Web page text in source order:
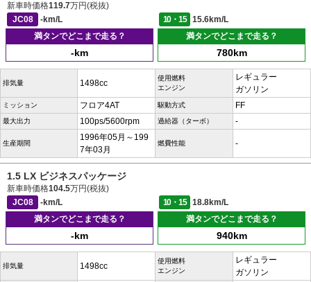
新車時価格119.7万円(税抜)
JC08
-km/L 10・15
15.6km/L
満タンでどこまで走る？
-km
満タンでどこまで走る？
780km
排気量 1498cc
使用燃料
エンジン
レギュラー
ガソリン
ミッション フロア4AT 駆動方式 FF
最大出力 100ps/5600rpm 過給器（ターボ） -
生産期間
1996年05月～199
7年03月
燃費性能 -
1.5 LX ビジネスパッケージ
新車時価格104.5万円(税抜)
JC08
-km/L 10・15
18.8km/L
満タンでどこまで走る？
-km
満タンでどこまで走る？
940km
排気量 1498cc
使用燃料
エンジン
レギュラー
ガソリン